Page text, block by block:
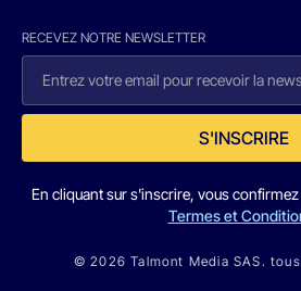
RECEVEZ NOTRE NEWSLETTER
S'INSCRIRE
En cliquant sur s'inscrire, vous
Termes et
© 2026 Talmont Media SAS.